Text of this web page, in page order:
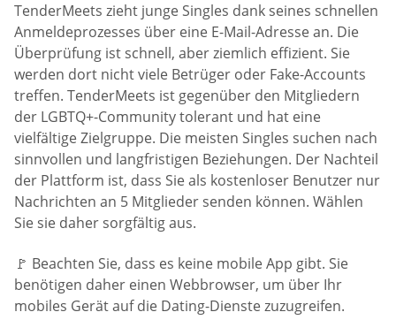
TenderMeets zieht junge Singles dank seines schnellen
Anmeldeprozesses über eine E-Mail-Adresse an. Die
Überprüfung ist schnell, aber ziemlich effizient. Sie
werden dort nicht viele Betrüger oder Fake-Accounts
treffen. TenderMeets ist gegenüber den Mitgliedern
der LGBTQ+-Community tolerant und hat eine
vielfältige Zielgruppe. Die meisten Singles suchen nach
sinnvollen und langfristigen Beziehungen. Der Nachteil
der Plattform ist, dass Sie als kostenloser Benutzer nur
Nachrichten an 5 Mitglieder senden können. Wählen
Sie sie daher sorgfältig aus.
🚩 Beachten Sie, dass es keine mobile App gibt. Sie
benötigen daher einen Webbrowser, um über Ihr
mobiles Gerät auf die Dating-Dienste zuzugreifen.